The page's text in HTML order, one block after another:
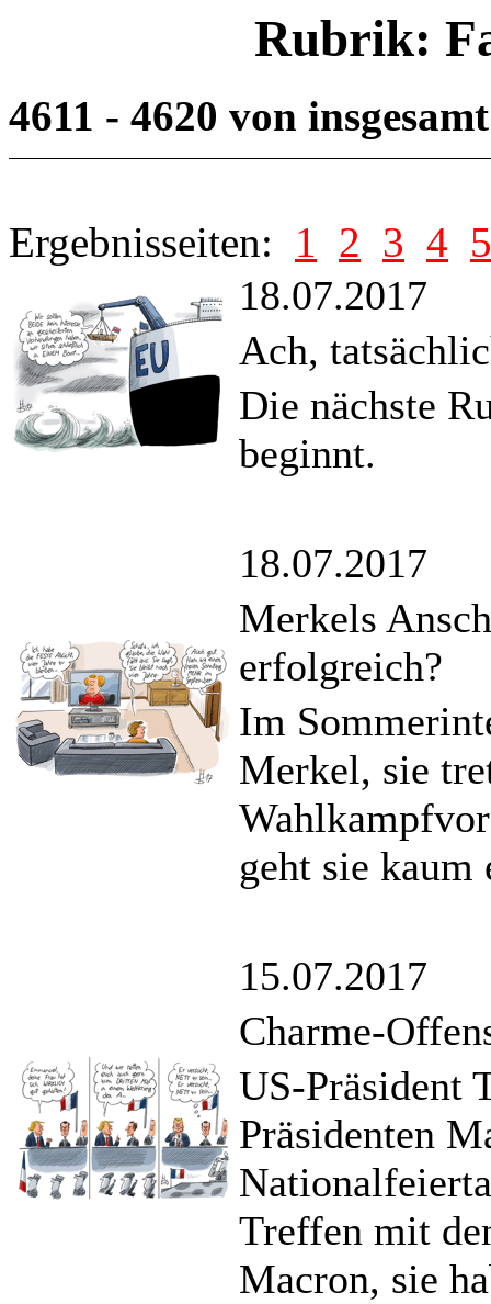
Rubrik:
4611 - 4620 von
Ergebnisseiten: 1 2 3 4 5
18.07.2017
Ach,
Die nächste
beginnt.
18.07.2017
Merkels
erfolgreich?
Im
Merkel, sie
geht sie kaum
15.07.2017
Charme-
US-Präsident
Präsidenten
Treffen mit
Macron, sie